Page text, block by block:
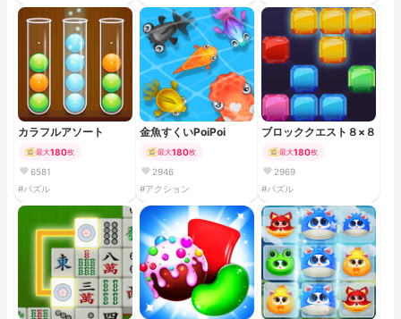
カラフルアソート
最大180枚
6581
#パズル
金魚すくいPoiPoi
最大180枚
2946
#アクション
ブロッククエスト８×８
最大180枚
2969
#パズル